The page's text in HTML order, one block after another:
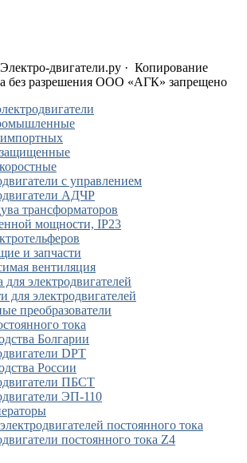
двигатели.ру · Копирование
без разрешения ООО «АГК» запрещено
импортных
с управлением
АДЧР
трансформаторов
мощности, IP23
и запчасти
вентиляция
для электродвигателей
для электродвигателей
преобразователи
тока
Болгарии
DPT
России
ПБСТ
ЭП-110
постоянного тока
постоянного тока Z4